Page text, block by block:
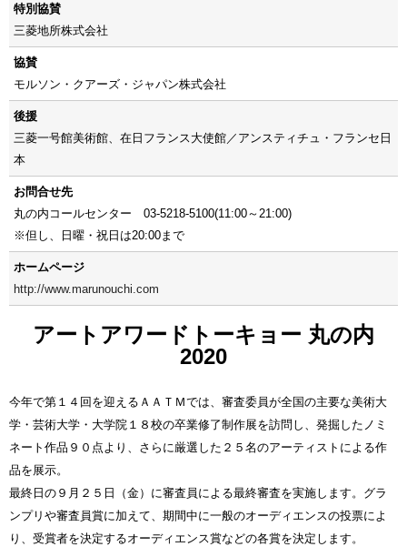
特別協賛
三菱地所株式会社
協賛
モルソン・クアーズ・ジャパン株式会社
後援
三菱一号館美術館、在日フランス大使館／アンスティチュ・フランセ日
本
お問合せ先
丸の内コールセンター 03-5218-5100(11:00～21:00)
※但し、日曜・祝日は20:00まで
ホームページ
http://www.marunouchi.com
アートアワードトーキョー 丸の内
2020
今年で第１４回を迎えるＡＡＴＭでは、審査委員が全国の主要な美術大
学・芸術大学・大学院１８校の卒業修了制作展を訪問し、発掘したノミ
ネート作品９０点より、さらに厳選した２５名のアーティストによる作
品を展示。
最終日の９月２５日（金）に審査員による最終審査を実施します。グラ
ンプリや審査員賞に加えて、期間中に一般のオーディエンスの投票によ
り、受賞者を決定するオーディエンス賞などの各賞を決定します。